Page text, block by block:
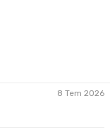
8 Tem 2026